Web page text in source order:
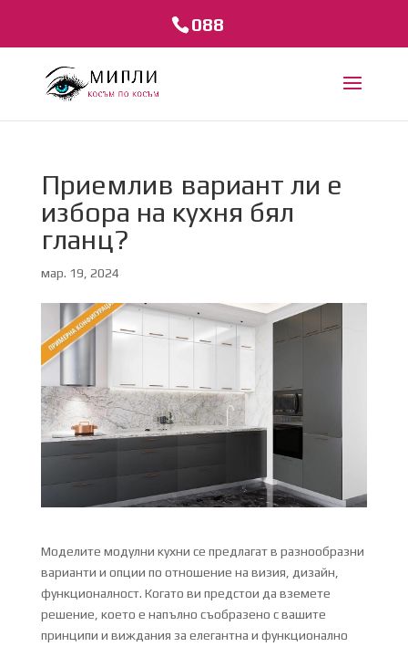
088
Приемлив вариант ли е
избора на кухня бял
гланц?
мар. 19, 2024
Моделите модулни кухни се предлагат в разнообразни
варианти и опции по отношение на визия, дизайн,
функционалност. Когато ви предстои да вземете
решение, което е напълно съобразено с вашите
принципи и виждания за елегантна и функционално